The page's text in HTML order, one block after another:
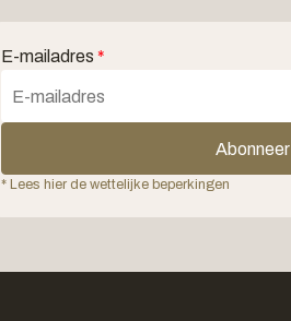
E-mailadres *
Abonneer
* Lees hier de wettelijke beperkingen